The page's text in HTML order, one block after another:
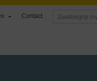
Contact